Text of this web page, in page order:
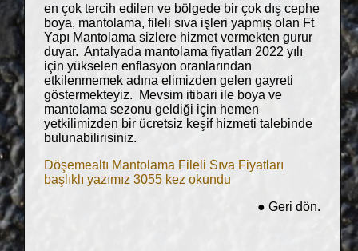
en çok tercih edilen ve bölgede bir çok dış cephe
boya, mantolama, fileli sıva işleri yapmış olan Ft
Yapı Mantolama sizlere hizmet vermekten gurur
duyar. Antalyada mantolama fiyatları 2022 yılı
için yükselen enflasyon oranlarından
etkilenmemek adına elimizden gelen gayreti
göstermekteyiz. Mevsim itibari ile boya ve
mantolama sezonu geldiği için hemen
yetkilimizden bir ücretsiz keşif hizmeti talebinde
bulunabilirisiniz.
Döşemealtı Mantolama Fileli Sıva Fiyatları
başlıklı yazımız 3055 kez okundu
● Geri dön.